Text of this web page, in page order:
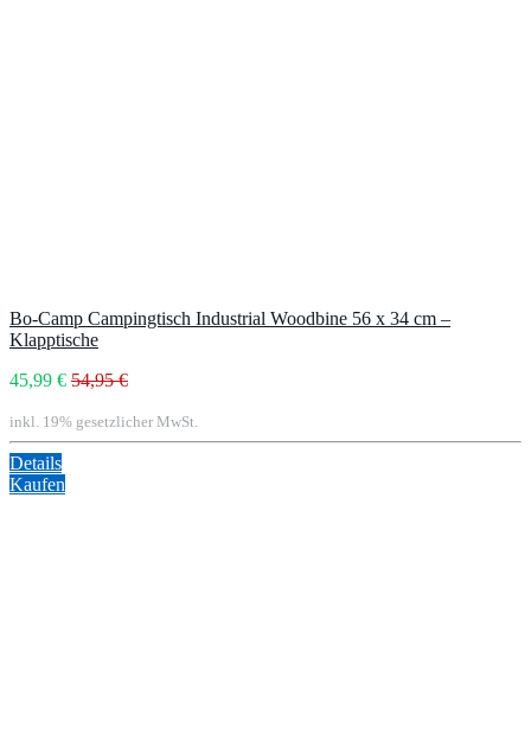
Bo-Camp Campingtisch Industrial Woodbine 56 x 34 cm –
Klapptische
45,99 € 54,95 €
inkl. 19% gesetzlicher MwSt.
Details
Kaufen